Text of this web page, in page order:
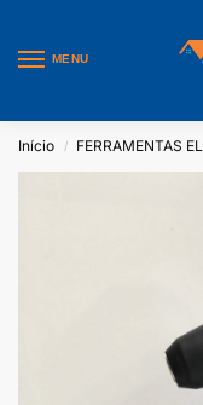
MENU
Início / FERRAMENTAS